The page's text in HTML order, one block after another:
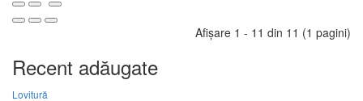
Afişare 1 - 11 din 11 (1 pagini)
Recent adăugate
Lovitură